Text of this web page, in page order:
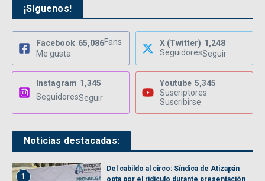
¡Síguenos!
Facebook 65,086Fans
Me gusta
X (Twitter) 1,248
SeguidoresSeguir
Instagram 1,345
SeguidoresSeguir
Youtube 5,345
Suscriptores
Suscribirse
Noticias destacadas:
1
Del cabildo al circo: Síndica de Atizapán
opta por el ridículo durante presentación